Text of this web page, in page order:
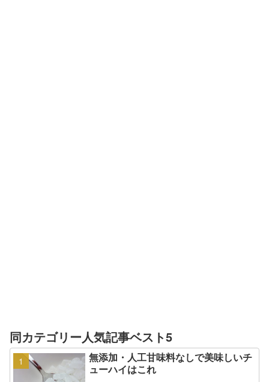
同カテゴリー人気記事ベスト5
無添加・人工甘味料なしで美味しいチ
ューハイはこれ